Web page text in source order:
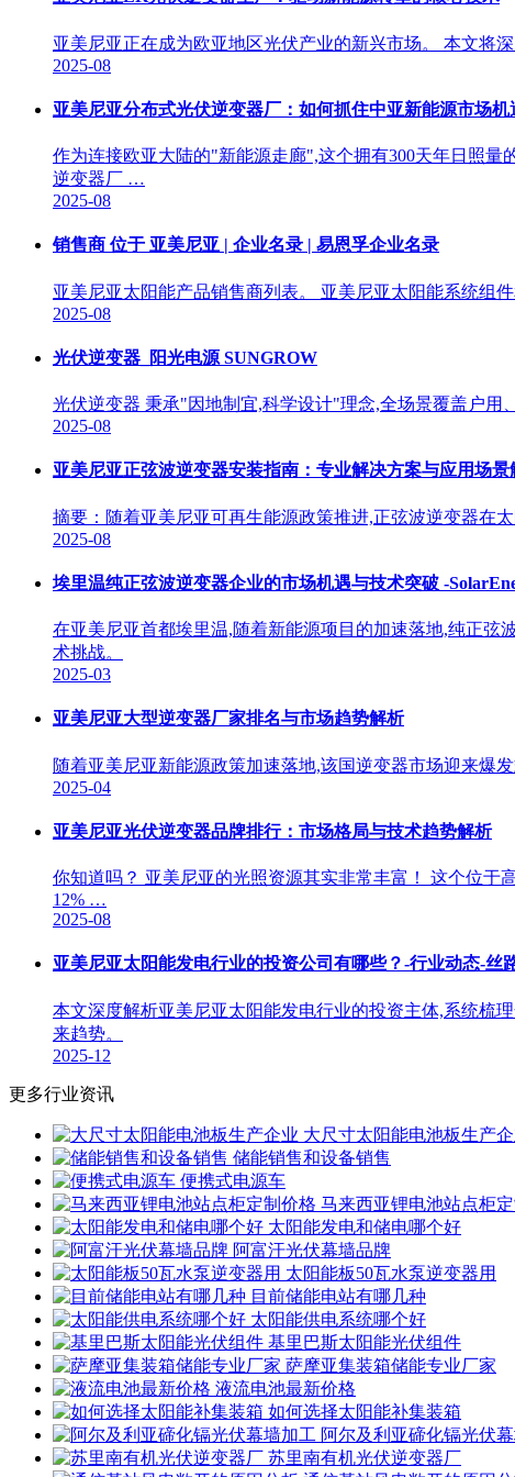
亚美尼亚正在成为欧亚地区光伏产业的新兴市场。 本文将
2025-08
亚美尼亚分布式光伏逆变器厂：如何抓住中亚新能源市场机
作为连接欧亚大陆的"新能源走廊",这个拥有300天年日照
逆变器厂 …
2025-08
销售商 位于 亚美尼亚 | 企业名录 | 易恩孚企业名录
亚美尼亚太阳能产品销售商列表。 亚美尼亚太阳能系统组
2025-08
光伏逆变器_阳光电源 SUNGROW
光伏逆变器 秉承"因地制宜,科学设计"理念,全场景覆盖户用
2025-08
亚美尼亚正弦波逆变器安装指南：专业解决方案与应用场景
摘要：随着亚美尼亚可再生能源政策推进,正弦波逆变器在
2025-08
埃里温纯正弦波逆变器企业的市场机遇与技术突破 -
在亚美尼亚首都埃里温,随着新能源项目的加速落地,纯正弦
术挑战。
2025-03
亚美尼亚大型逆变器厂家排名与市场趋势解析
随着亚美尼亚新能源政策加速落地,该国逆变器市场迎来爆
2025-04
亚美尼亚光伏逆变器品牌排行：市场格局与技术趋势解析
你知道吗？ 亚美尼亚的光照资源其实非常丰富！ 这个位于
12% …
2025-08
亚美尼亚太阳能发电行业的投资公司有哪些？-行业动态-丝
本文深度解析亚美尼亚太阳能发电行业的投资主体,系统梳
来趋势。
2025-12
更多行业资讯
大尺寸太阳能电池板生产
储能销售和设备销售
便携式电源车
马来西亚锂电池站点柜
太阳能发电和储电哪个好
阿富汗光伏幕墙品牌
太阳能板50瓦水泵逆变器用
目前储能电站有哪几种
太阳能供电系统哪个好
基里巴斯太阳能光伏组件
萨摩亚集装箱储能专业厂家
液流电池最新价格
如何选择太阳能补集装箱
阿尔及利亚碲化镉光伏
苏里南有机光伏逆变器厂